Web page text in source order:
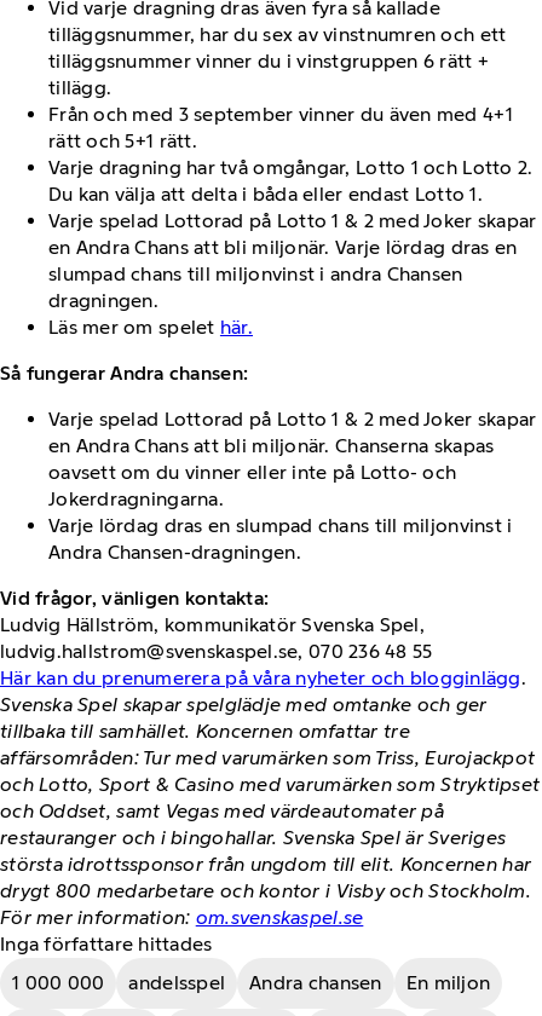
Vid varje dragning dras även fyra så kallade
tilläggsnummer, har du sex av vinstnumren och ett
tilläggsnummer vinner du i vinstgruppen 6 rätt +
tillägg.
Från och med 3 september vinner du även med 4+1
rätt och 5+1 rätt.
Varje dragning har två omgångar, Lotto 1 och Lotto 2.
Du kan välja att delta i båda eller endast Lotto 1.
Varje spelad Lottorad på Lotto 1 & 2 med Joker skapar
en Andra Chans att bli miljonär. Varje lördag dras en
slumpad chans till miljonvinst i andra Chansen
dragningen.
Läs mer om spelet här.
Så fungerar Andra chansen: ​
Varje spelad Lottorad på Lotto 1 &​ 2 med Joker skapar
en Andra Chans att bli miljonär. Chanserna skapas
oavsett om du vinner eller inte på Lotto- och
Jokerdragningarna.​
Varje lördag dras en slumpad chans till miljonvinst i
Andra Chansen-dragningen.
Vid frågor, vänligen kontakta:
Ludvig Hällström, kommunikatör Svenska Spel,
ludvig.hallstrom@svenskaspel.se, 070 236 48 55
Här kan du prenumerera på våra nyheter och blogginlägg.
Svenska Spel skapar spelglädje med omtanke och ger
tillbaka till samhället. Koncernen omfattar tre
affärsområden: Tur med varumärken som Triss, Eurojackpot
och Lotto, Sport & Casino med varumärken som Stryktipset
och Oddset, samt Vegas med värdeautomater på
restauranger och i bingohallar. Svenska Spel är Sveriges
största idrottssponsor från ungdom till elit. Koncernen har
drygt 800 medarbetare och kontor i Visby och Stockholm.
För mer information: om.svenskaspel.se
Inga författare hittades
1 000 000
andelsspel Andra chansen En miljon